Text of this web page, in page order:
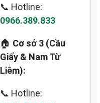
📞 Hotline:
0966.389.833
🏠 Cơ sở 3 (Cầu
Giấy & Nam Từ
Liêm):
📞 Hotline: